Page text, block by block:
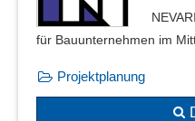
Wärmeschutznachweis
Wirtschaftsgüter
Zentrale Dokumentation
für Bauunternehmen im
Projektplanung